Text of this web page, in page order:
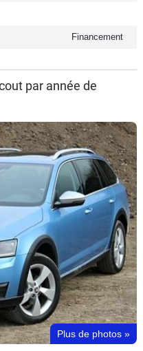
Financement
par année de
Plus de photos »